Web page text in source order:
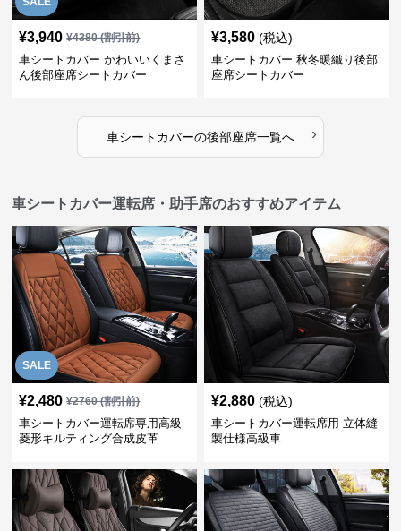
¥3,940 ¥4380(割引前)
車シートカバー かわいいくまさ
ん後部座席シートカバー
¥3,580 (税込)
車シートカバー 秋冬暖織り後部
座席シートカバー
車シートカバーの後部座席一覧へ ›
車シートカバー運転席・助手席のおすすめアイテム
SALE
¥2,480 ¥2760(割引前)
車シートカバー運転席専用高級
菱形キルティング合成皮革
¥2,880 (税込)
車シートカバー運転席用 立体縫
製仕様高級車